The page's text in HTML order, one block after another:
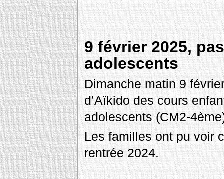
9 février 2025,
adolescents
Dimanche matin 9
d’Aïkido des cours
adolescents (CM2-
Les familles ont pu voir
rentrée 2024.